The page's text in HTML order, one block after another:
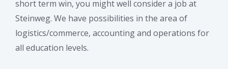
short term win, you might well consider a job at
Steinweg. We have possibilities in the area of
logistics/commerce, accounting and operations for
all education levels.